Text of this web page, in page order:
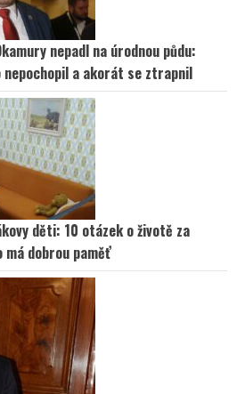
nepadl na úrodnou půdu:
nepochopil a akorát se ztrapnil
děti: 10 otázek o životě za
má dobrou paměť